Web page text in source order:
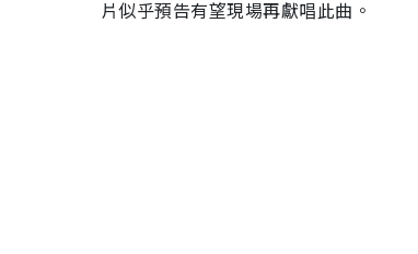
片似乎預告有望現場再獻唱此曲。